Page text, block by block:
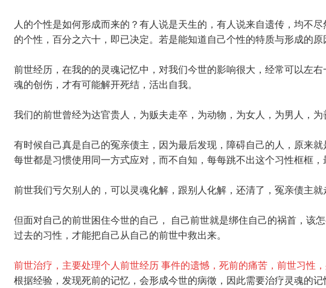
人的个性是如何形成而来的？有人说是天生的，有人说来自遗传，均不
的个性，百分之六十，即已决定。若是能知道自己个性的特质与形成的
前世经历，在我的的灵魂记忆中，对我们今世的影响很大，经常可以左
魂的创伤，才有可能解开死结，活出自我。
我们的前世曾经为达官贵人，为贩夫走卒，为动物，为女人，为男人，
有时候自己真是自己的冤亲债主，因为最后发现，障碍自己的人，原来
每世都是习惯使用同一方式应对，而不自知，每每跳不出这个习性框框，
前世我们亏欠别人的，可以灵魂化解，跟别人化解，还清了，冤亲债主就
但面对自己的前世困住今世的自己， 自己前世就是绑住自己的祸首，该
过去的习性，才能把自己从自己的前世中救出来。
前世治疗，主要处理个人前世经历 事件的遗憾，死前的痛苦，前世习性，
根据经验，发现死前的记忆，会形成今世的病徵，因此需要治疗灵魂的记